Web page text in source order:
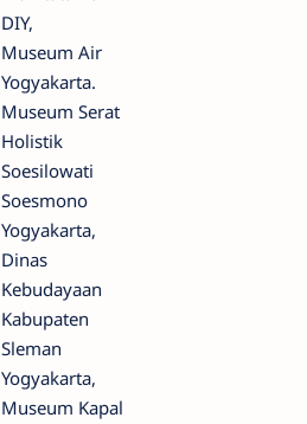
DIY,
Museum Air
Yogyakarta.
Museum Serat
Holistik
Soesilowati
Soesmono
Yogyakarta,
Dinas
Kebudayaan
Kabupaten
Sleman
Yogyakarta,
Museum Kapal